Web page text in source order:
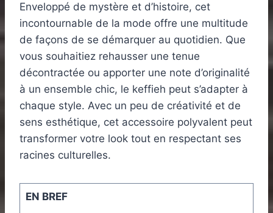
Enveloppé de mystère et d’histoire, cet
incontournable de la mode offre une multitude
de façons de se démarquer au quotidien. Que
vous souhaitiez rehausser une tenue
décontractée ou apporter une note d’originalité
à un ensemble chic, le keffieh peut s’adapter à
chaque style. Avec un peu de créativité et de
sens esthétique, cet accessoire polyvalent peut
transformer votre look tout en respectant ses
racines culturelles.
EN BREF